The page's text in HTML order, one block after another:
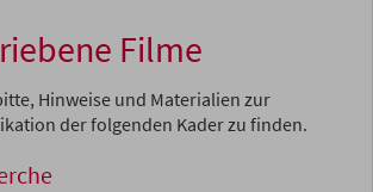
Filme
Hinweise und Materialien zur
der folgenden Kader zu finden.